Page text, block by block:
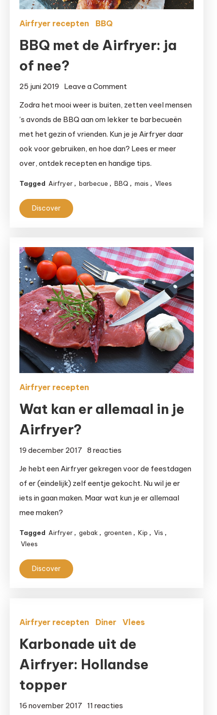
Airfryer recepten BBQ
BBQ met de Airfryer: ja
of nee?
25 juni 2019 Leave a Comment
de
Airfryer:
ja
of
Zodra het mooi weer is buiten, zetten veel mensen
’s avonds de BBQ aan om lekker te barbecueën
met het gezin of vrienden. Kun je je Airfryer daar
ook voor gebruiken, en hoe dan? Lees er meer
over, ontdek recepten en handige tips.
Tagged Airfryer , barbecue , BBQ , mais , Vlees
Discover
Airfryer recepten
Wat kan er allemaal in je
Airfryer?
19 december 2017 8 reacties
allemaal
je
Je hebt een Airfryer gekregen voor de feestdagen
of er (eindelijk) zelf eentje gekocht. Nu wil je er
iets in gaan maken. Maar wat kun je er allemaal
mee maken?
Tagged Airfryer , gebak , groenten , Kip , Vis ,
Vlees
Discover
Airfryer recepten Diner Vlees
Karbonade uit de
Airfryer: Hollandse
topper
16 november 2017 11 reacties